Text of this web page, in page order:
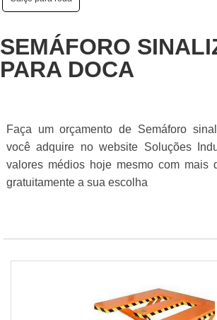
SEMÁFORO
PARA DOCA
Faça um orçamento de Semáforo
você adquire no website Soluções
valores médios hoje mesmo com mais
gratuitamente a sua escolha